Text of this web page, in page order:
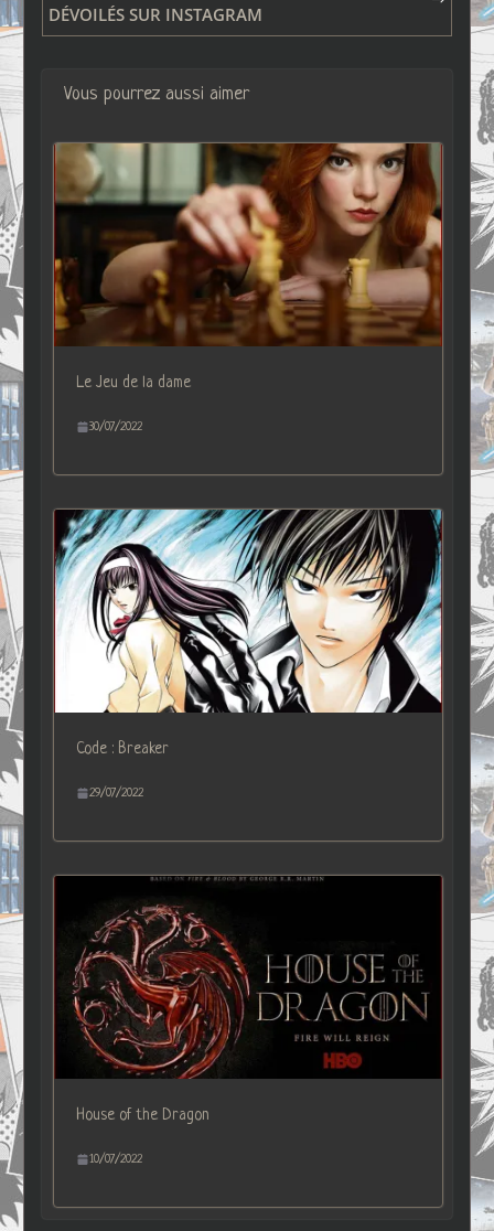
DÉVOILÉS SUR INSTAGRAM
Vous pourrez aussi aimer
Le Jeu de la dame
30/07/2022
Code : Breaker
29/07/2022
House of the Dragon
10/07/2022